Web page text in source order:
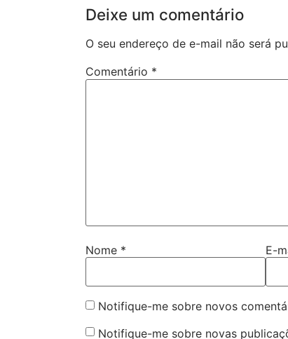
Deixe um comentário
O seu endereço de e-mail não será
Comentário *
Nome * E-
Notifique-me sobre novos
Notifique-me sobre novas